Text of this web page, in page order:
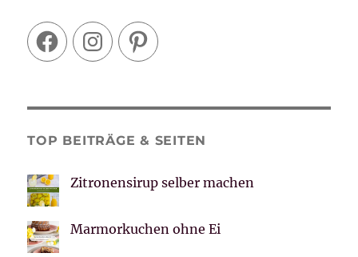
FacebookInstagramPinterest
TOP BEITRÄGE & SEITEN
Zitronensirup selber machen
Marmorkuchen ohne Ei